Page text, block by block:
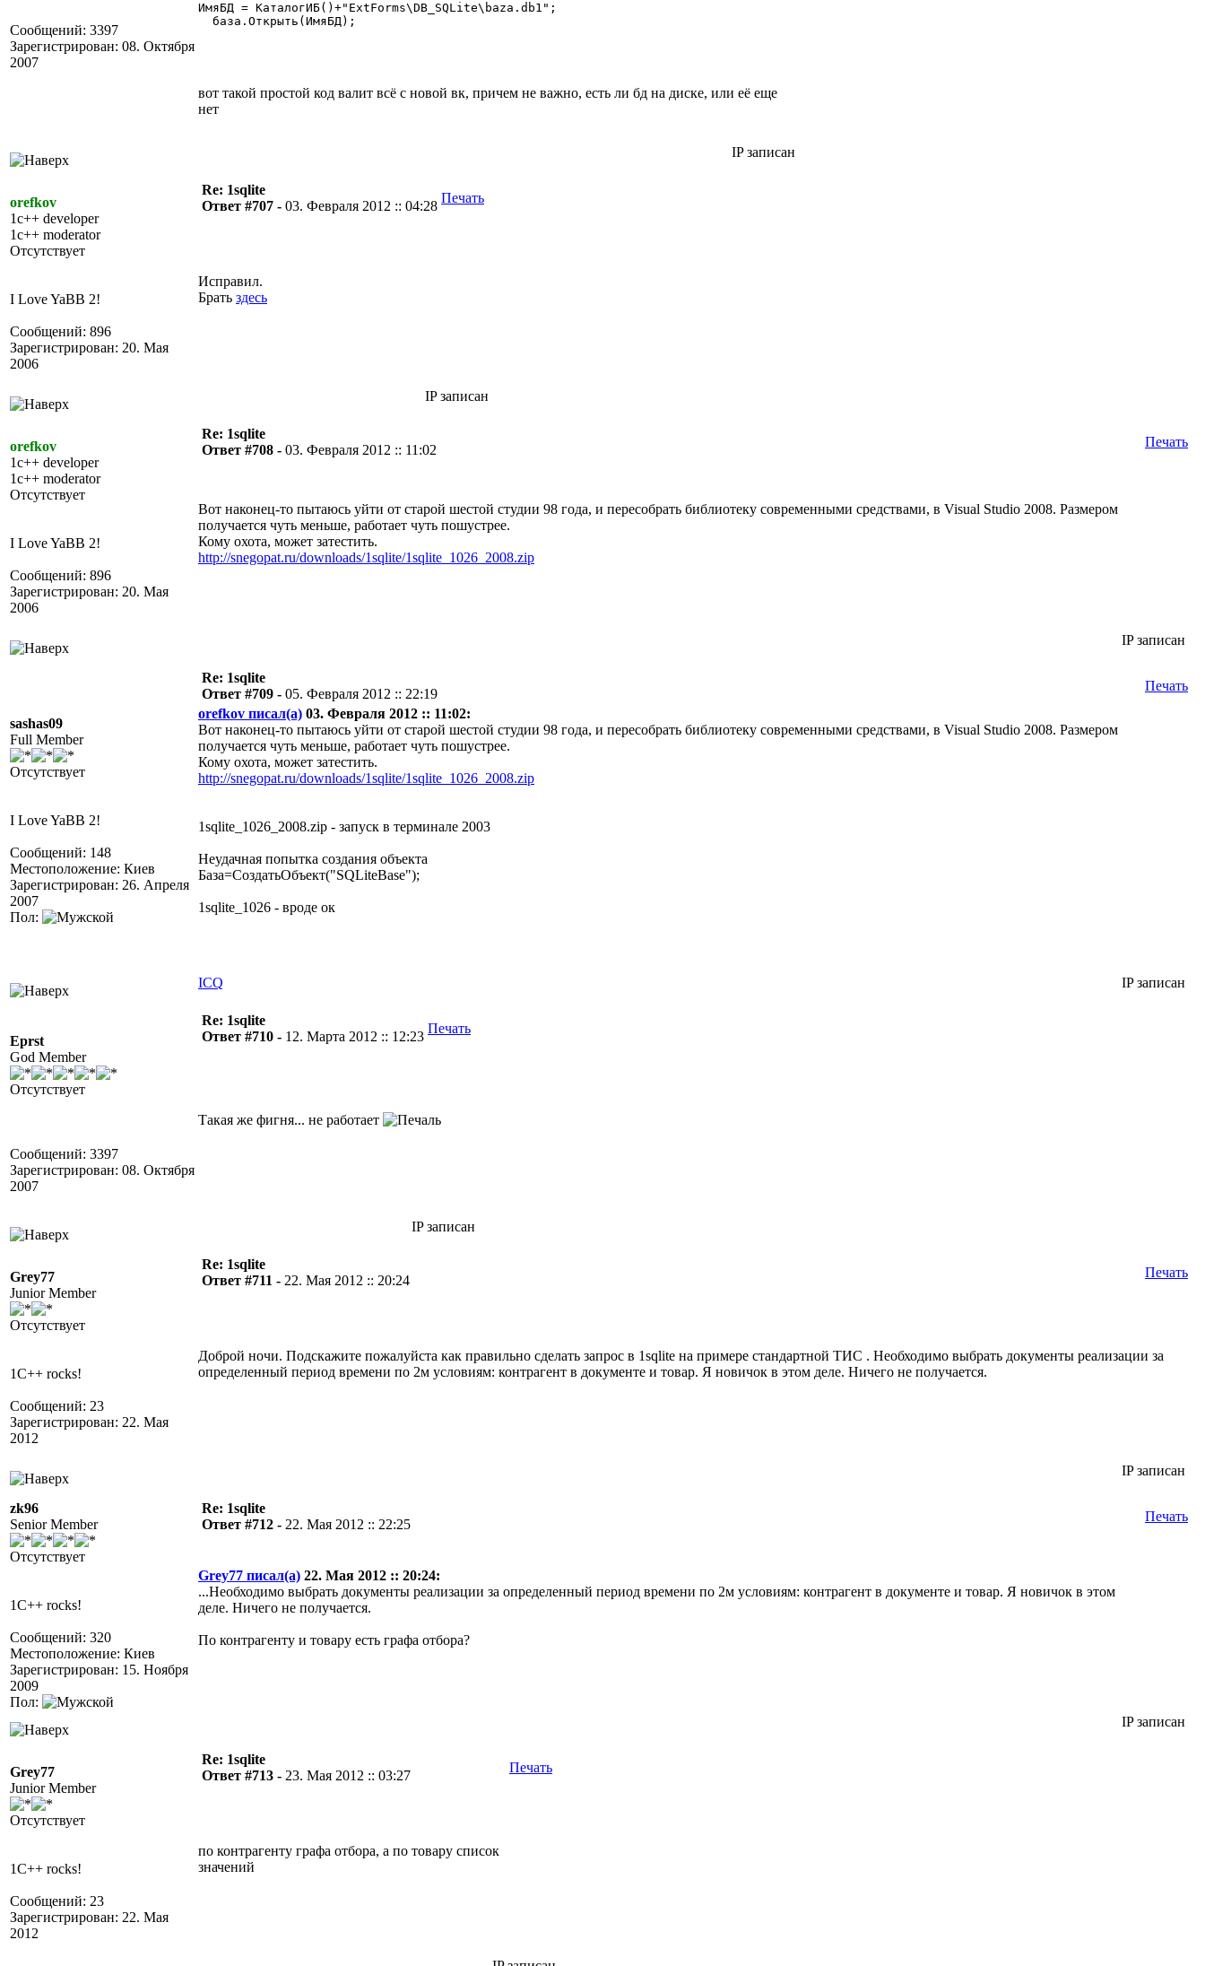
Сообщений: 3397
Зарегистрирован: 08. Октября
2007
ИмяБД = КаталогИБ()+"ExtForms\DB_SQLite\baza.db1";
база.Открыть(ИмяБД);
вот такой простой код валит всё с новой вк, причем не важно, есть ли бд на диске, или её еще
нет
IP записан
orefkov
1c++ developer
1c++ moderator
Отсутствует
I Love YaBB 2!
Сообщений: 896
Зарегистрирован: 20. Мая
2006
Re: 1sqlite
Ответ #707 - 03. Февраля 2012 :: 04:28
Печать
Исправил.
Брать здесь
IP записан
orefkov
1c++ developer
1c++ moderator
Отсутствует
I Love YaBB 2!
Сообщений: 896
Зарегистрирован: 20. Мая
2006
Re: 1sqlite
Ответ #708 - 03. Февраля 2012 :: 11:02
Печать
Вот наконец-то пытаюсь уйти от старой шестой студии 98 года, и пересобрать библиотеку современными средствами, в Visual Studio 2008. Размером
получается чуть меньше, работает чуть пошустрее.
Кому охота, может затестить.
http://snegopat.ru/downloads/1sqlite/1sqlite_1026_2008.zip
IP записан
sashas09
Full Member
Отсутствует
I Love YaBB 2!
Сообщений: 148
Местоположение: Киев
Зарегистрирован: 26. Апреля
2007
Пол:
Re: 1sqlite
Ответ #709 - 05. Февраля 2012 :: 22:19
Печать
orefkov писал(а) 03. Февраля 2012 :: 11:02:
Вот наконец-то пытаюсь уйти от старой шестой студии 98 года, и пересобрать библиотеку современными средствами, в Visual Studio 2008. Размером
получается чуть меньше, работает чуть пошустрее.
Кому охота, может затестить.
http://snegopat.ru/downloads/1sqlite/1sqlite_1026_2008.zip
1sqlite_1026_2008.zip - запуск в терминале 2003
Неудачная попытка создания объекта
База=СоздатьОбъект("SQLiteBase");
1sqlite_1026 - вроде ок
ICQ IP записан
Eprst
God Member
Отсутствует
Сообщений: 3397
Зарегистрирован: 08. Октября
2007
Re: 1sqlite
Ответ #710 - 12. Марта 2012 :: 12:23
Печать
Такая же фигня... не работает
IP записан
Grey77
Junior Member
Отсутствует
1C++ rocks!
Сообщений: 23
Зарегистрирован: 22. Мая
2012
Re: 1sqlite
Ответ #711 - 22. Мая 2012 :: 20:24
Печать
Доброй ночи. Подскажите пожалуйста как правильно сделать запрос в 1sqlite на примере стандартной ТИС . Необходимо выбрать документы реализации за
определенный период времени по 2м условиям: контрагент в документе и товар. Я новичок в этом деле. Ничего не получается.
IP записан
zk96
Senior Member
Отсутствует
1C++ rocks!
Сообщений: 320
Местоположение: Киев
Зарегистрирован: 15. Ноября
2009
Пол:
Re: 1sqlite
Ответ #712 - 22. Мая 2012 :: 22:25
Печать
Grey77 писал(а) 22. Мая 2012 :: 20:24:
...Необходимо выбрать документы реализации за определенный период времени по 2м условиям: контрагент в документе и товар. Я новичок в этом
деле. Ничего не получается.
По контрагенту и товару есть графа отбора?
IP записан
Grey77
Junior Member
Отсутствует
1C++ rocks!
Сообщений: 23
Зарегистрирован: 22. Мая
2012
Re: 1sqlite
Ответ #713 - 23. Мая 2012 :: 03:27
Печать
по контрагенту графа отбора, а по товару список
значений